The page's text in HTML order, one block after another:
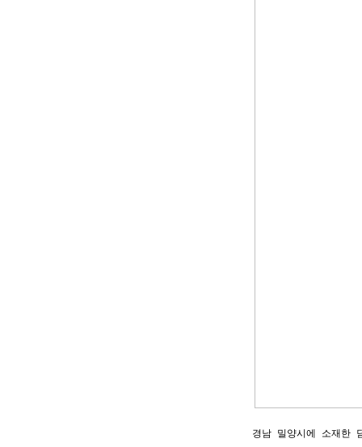
경남 밀양시에 소재한